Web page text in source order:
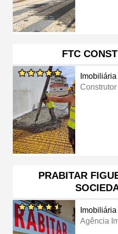
FTC
Imobiliária
Construtor
PRABITAR
Imobiliária
Agência